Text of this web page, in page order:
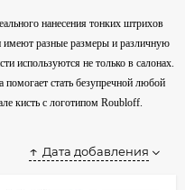
нанесения тонких штрихов
разные размеры и различную
используются не только в салонах.
стать безупречной любой
кисть с логотипом Roubloff.
Дата добавления